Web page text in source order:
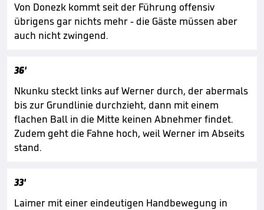
Von Donezk kommt seit der Führung offensiv
übrigens gar nichts mehr - die Gäste müssen aber
auch nicht zwingend.
36'
Nkunku steckt links auf Werner durch, der abermals
bis zur Grundlinie durchzieht, dann mit einem
flachen Ball in die Mitte keinen Abnehmer findet.
Zudem geht die Fahne hoch, weil Werner im Abseits
stand.
33'
Laimer mit einer eindeutigen Handbewegung in